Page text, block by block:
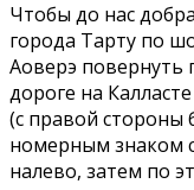
Чтобы до нас
города Тарту по
Аоверэ повернуть
дороге на
(с правой стороны
номерным знаком
налево, затем по